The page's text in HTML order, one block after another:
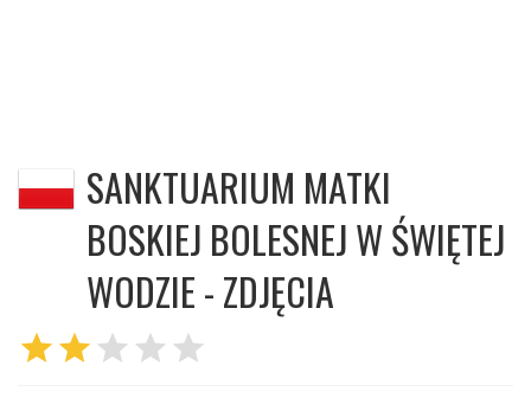
SANKTUARIUM MATKI
BOSKIEJ BOLESNEJ W ŚWIĘTEJ
WODZIE - ZDJĘCIA
starstar star star star